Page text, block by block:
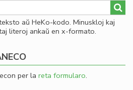
aŭ HeKo-kodo. Minuskloj kaj
literoj ankaŭ en x-formato.
per la reta formularo.